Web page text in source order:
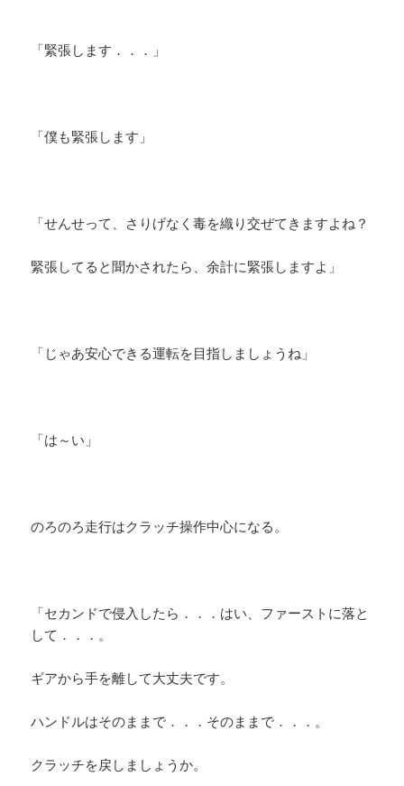
「緊張します．．．」
「僕も緊張します」
「せんせって、さりげなく毒を織り交ぜてきますよね？
緊張してると聞かされたら、余計に緊張しますよ」
「じゃあ安心できる運転を目指しましょうね」
「は～い」
のろのろ走行はクラッチ操作中心になる。
「セカンドで侵入したら．．．はい、ファーストに落と
して．．．。
ギアから手を離して大丈夫です。
ハンドルはそのままで．．．そのままで．．．。
クラッチを戻しましょうか。